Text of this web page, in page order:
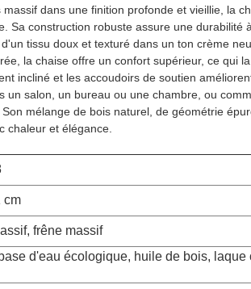
dans une finition profonde et vieillie, la
Sa construction robuste assure une durabilité
tissu doux et texturé dans un ton crème
la chaise offre un confort supérieur, ce qui
incliné et les accoudoirs de soutien
un salon, un bureau ou une chambre, ou
mélange de bois naturel, de géométrie
chaleur et élégance.
cm
frêne massif
d'eau écologique, huile de bois,